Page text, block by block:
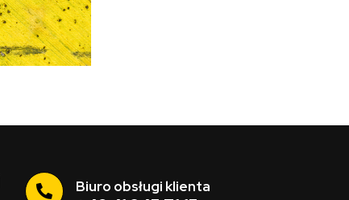
Biuro obsługi klienta